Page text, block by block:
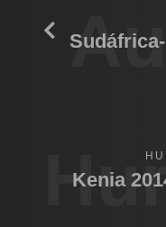
Kenia